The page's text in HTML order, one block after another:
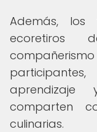
Además,
ecoretiros
comparten